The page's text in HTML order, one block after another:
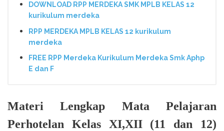
DOWNLOAD RPP MERDEKA SMK MPLB KELAS 12
kurikulum merdeka
RPP MERDEKA MPLB KELAS 12 kurikulum
merdeka
FREE RPP Merdeka Kurikulum Merdeka Smk Aphp
E dan F
Materi Lengkap Mata Pelajaran
Perhotelan Kelas XI,XII (11 dan 12)